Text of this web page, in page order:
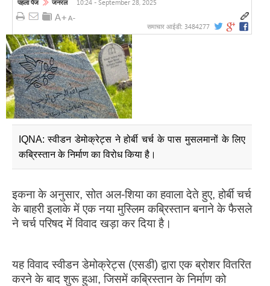
पहला पेज जनरल 10:24 - September 28, 2025
समाचार आईडी: 3484277
IQNA: स्वीडन डेमोक्रेट्स ने होर्बी चर्च के पास मुसलमानों के लिए
कब्रिस्तान के निर्माण का विरोध किया है।
इकना के अनुसार, सोत अल-शिया का हवाला देते हुए, होर्बी चर्च
के बाहरी इलाके में एक नया मुस्लिम कब्रिस्तान बनाने के फैसले
ने चर्च परिषद में विवाद खड़ा कर दिया है।
यह विवाद स्वीडन डेमोक्रेट्स (एसडी) द्वारा एक ब्रोशर वितरित
करने के बाद शुरू हुआ, जिसमें कब्रिस्तान के निर्माण को